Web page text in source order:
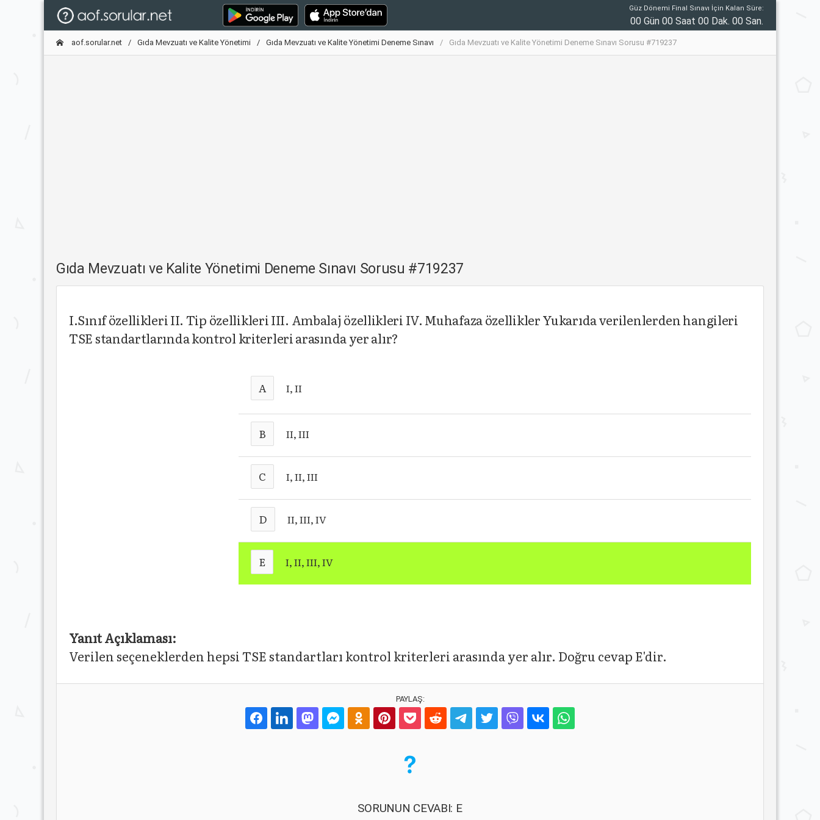
Güz Dönemi Final Sınavı İçin Kalan Süre:
00 Gün 00 Saat 00 Dak. 00 San.
aof.sorular.net Gıda Mevzuatı ve Kalite Yönetimi Gıda Mevzuatı ve Kalite Yönetimi Deneme Sınavı Gıda Mevzuatı ve Kalite Yönetimi Deneme Sınavı Sorusu #719237
Gıda Mevzuatı ve Kalite Yönetimi Deneme Sınavı Sorusu #719237
I.Sınıf özellikleri II. Tip özellikleri III. Ambalaj özellikleri IV. Muhafaza özellikler Yukarıda verilenlerden hangileri
TSE standartlarında kontrol kriterleri arasında yer alır?
A I, II
B II, III
C I, II, III
D II, III, IV
E I, II, III, IV
Yanıt Açıklaması:
Verilen seçeneklerden hepsi TSE standartları kontrol kriterleri arasında yer alır. Doğru cevap E'dir.
PAYLAŞ:
SORUNUN CEVABI: E